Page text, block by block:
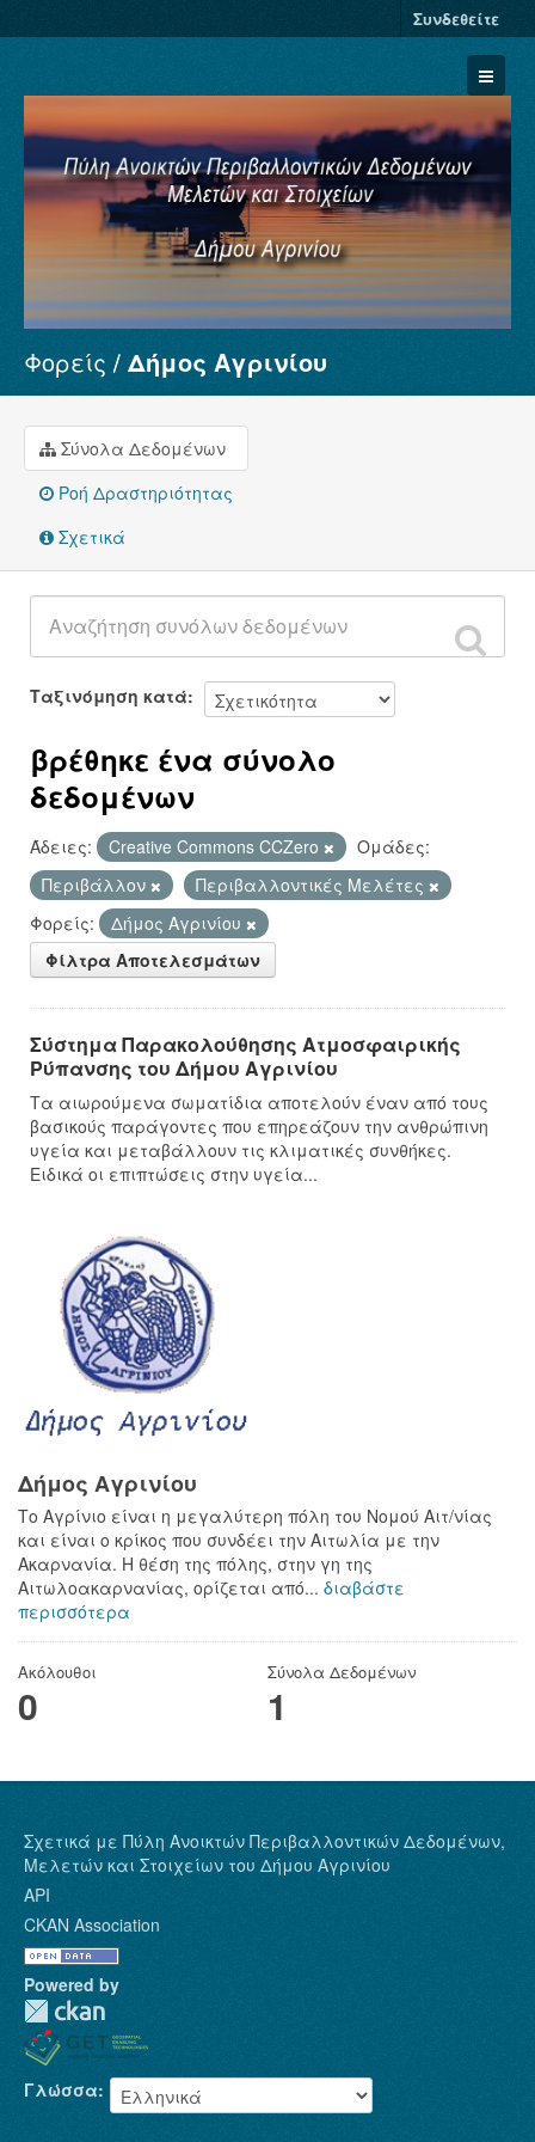
Συνδεθείτε
Σύνολα Δεδομένων
Φορείς
Ομάδες
Σχετικά
Φορείς Δήμος Αγρινίου
Σύνολα Δεδομένων
Ροή Δραστηριότητας
Σχετικά
Ταξινόμηση κατά
βρέθηκε ένα σύνολο
δεδομένων
Άδειες: Creative Commons CCZero
Ομάδες:
Περιβάλλον
Περιβαλλοντικές Μελέτες
Φορείς:
Δήμος Αγρινίου
Φίλτρα Αποτελεσμάτων
Σύστημα Παρακολούθησης Ατμοσφαιρικής
Ρύπανσης του Δήμου Αγρινίου
Τα αιωρούμενα σωματίδια αποτελούν έναν από τους
βασικούς παράγοντες που επηρεάζουν την ανθρώπινη
υγεία και μεταβάλλουν τις κλιματικές συνθήκες.
Ειδικά οι επιπτώσεις στην υγεία...
Δήμος Αγρινίου
Το Αγρίνιο είναι η μεγαλύτερη πόλη του Νομού Αιτ/νίας
και είναι ο κρίκος που συνδέει την Αιτωλία με την
Ακαρνανία. Η θέση της πόλης, στην γη της
Αιτωλοακαρνανίας, ορίζεται από... διαβάστε
περισσότερα
Ακόλουθοι
0
Σύνολα Δεδομένων
1
Σχετικά με Πύλη Ανοικτών Περιβαλλοντικών Δεδομένων,
Μελετών και Στοιχείων του Δήμου Αγρινίου
API
CKAN Association
Powered by
Γλώσσα